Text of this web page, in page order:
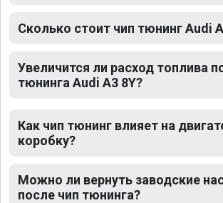
Сколько стоит чип тюнинг Audi
Увеличится ли расход топлива
тюнинга Audi A3 8Y?
Как чип тюнинг влияет на
коробку?
Можно ли вернуть заводские
после чип тюнинга?